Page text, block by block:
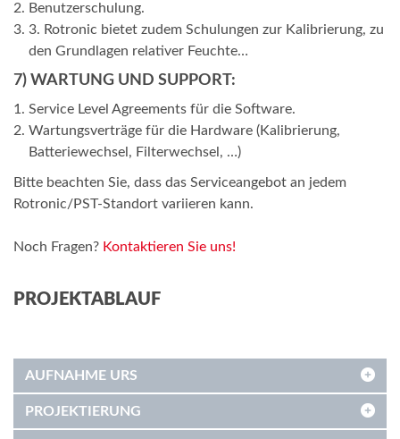
Benutzerschulung.
3. Rotronic bietet zudem Schulungen zur Kalibrierung, zu
den Grundlagen relativer Feuchte…
7) WARTUNG UND SUPPORT:
Service Level Agreements für die Software.
Wartungsverträge für die Hardware (Kalibrierung,
Batteriewechsel, Filterwechsel, …)
Bitte beachten Sie, dass das Serviceangebot an jedem
Rotronic/PST-Standort variieren kann.
Noch Fragen? Kontaktieren Sie uns!
PROJEKTABLAUF
AUFNAHME URS
PROJEKTIERUNG